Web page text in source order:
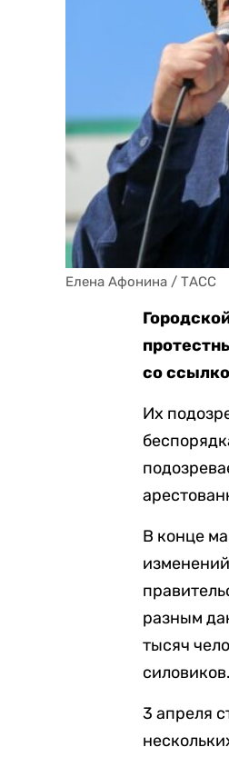
Елена Афонина / ТАСС
со
Их
В конце
разным
тысяч
силовиков.
3 апреля